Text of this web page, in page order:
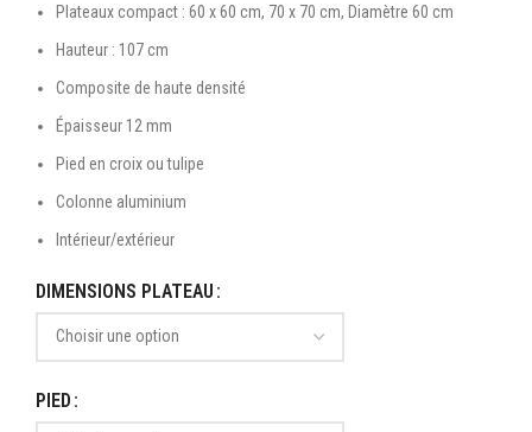
Plateaux compact : 60 x 60 cm, 70 x 70 cm, Diamètre 60 cm
Hauteur : 107 cm
Composite de haute densité
Épaisseur 12 mm
Pied en croix ou tulipe
Colonne aluminium
Intérieur/extérieur
DIMENSIONS PLATEAU
PIED